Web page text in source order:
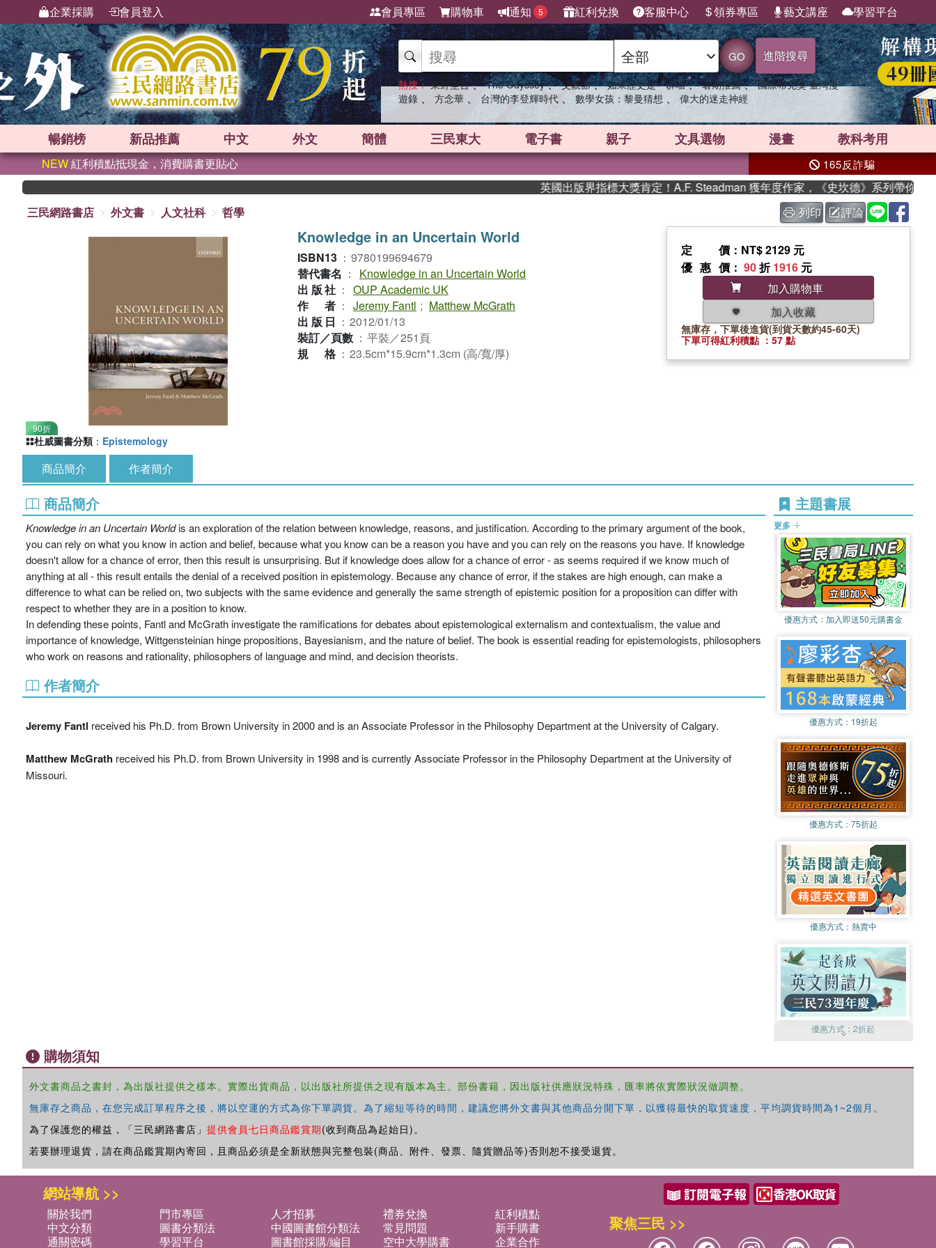
企業採購 會員登入 會員專區 購物車 通知 5 紅利兌換 客服中心 領券專區 藝文講座 學習平台
GO 進階搜尋
熱搜： 東野圭吾 、 The Odyssey 、 父親節 、 如果歷史是一群喵 、 暑期推薦 、 國際布克獎 臺灣漫
遊錄 、 方念華 、 台灣的李登輝時代 、 數學女孩：黎曼猜想 、 偉大的迷走神經
暢銷榜 新品推薦 中文 外文 簡體 三民東大 電子書 親子 文具選物 漫畫 教科考用
NEW紅利積點抵現金，消費購書更貼心 165反詐騙
英國出版界指標大獎肯定！A.F. Steadman 獲年度作家，《史坎德》系列帶你踏上熱
三民網路書店
外文書 人文社科 哲學 列印 評論
90折
Knowledge in an Uncertain World
ISBN13 ： 9780199694679
替代書名 ：
Knowledge in an Uncertain World
出版社 ： OUP Academic UK
作者 ： Jeremy Fantl ; Matthew McGrath
出版日 ： 2012/01/13
裝訂／頁數 ： 平裝／251頁
規格 ： 23.5cm*15.9cm*1.3cm (高/寬/厚)
定價 ：NT$ 2129 元
優惠價 ： 90折1916 元
加入購物車
加入收藏
無庫存，下單後進貨(到貨天數約45-60天)
下單可得紅利積點 ：57 點
杜威圖書分類 ： Epistemology
商品簡介 作者簡介
商品簡介
Knowledge in an Uncertain Worldis an exploration of the relation between knowledge, reasons, and justification. According to the primary argument of the book,
you can rely on what you know in action and belief, because what you know can be a reason you have and you can rely on the reasons you have. If knowledge
doesn't allow for a chance of error, then this result is unsurprising. But if knowledge does allow for a chance of error - as seems required if we know much of
anything at all - this result entails the denial of a received position in epistemology. Because any chance of error, if the stakes are high enough, can make a
difference to what can be relied on, two subjects with the same evidence and generally the same strength of epistemic position for a proposition can differ with
respect to whether they are in a position to know.
In defending these points, Fantl and McGrath investigate the ramifications for debates about epistemological externalism and contextualism, the value and
importance of knowledge, Wittgensteinian hinge propositions, Bayesianism, and the nature of belief. The book is essential reading for epistemologists, philosophers
who work on reasons and rationality, philosophers of language and mind, and decision theorists.
作者簡介
Jeremy Fantl received his Ph.D. from Brown University in 2000 and is an Associate Professor in the Philosophy Department at the University of Calgary.
Matthew McGrath received his Ph.D. from Brown University in 1998 and is currently Associate Professor in the Philosophy Department at the University of
Missouri.
主題書展
更多
優惠方式： 加入即送50元購書金
優惠方式： 19折起
優惠方式： 75折起
優惠方式： 熱賣中
優惠方式：2折起
購物須知
外文書商品之書封，為出版社提供之樣本。實際出貨商品，以出版社所提供之現有版本為主。部份書籍，因出版社供應狀況特殊，匯率將依實際狀況做調整。
無庫存之商品，在您完成訂單程序之後，將以空運的方式為你下單調貨。為了縮短等待的時間，建議您將外文書與其他商品分開下單，以獲得最快的取貨速度，平均調貨時間為1~2個月。
為了保護您的權益，「三民網路書店」 提供會員七日商品鑑賞期(收到商品為起始日)。
若要辦理退貨，請在商品鑑賞期內寄回，且商品必須是全新狀態與完整包裝(商品、附件、發票、隨貨贈品等)否則恕不接受退貨。
網站導航 >>
關於我們 門市專區 人才招募 禮券兌換
紅利積點
中文分類
圖書分類法 中國圖書館分類法 常見問題
新手購書
通關密碼
學習平台 圖書館採購/編目 空中大學購書
企業合作
聚焦三民 >>